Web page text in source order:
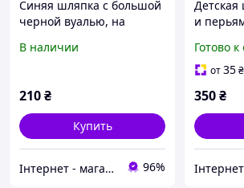
Синяя шляпка с большой
черной вуалью, на
В наличии
210₴
Купить
Інтернет - магазин "Prikoloff" 96%
Детская
и
Готово
от35₴
350₴